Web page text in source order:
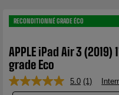
RECONDITIONNÉ GRADE ÉCO
APPLE iPad Air 3
grade Eco
5.0 Lire
(1)